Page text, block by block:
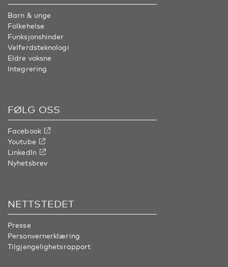
Barn & unge
Folkehelse
Funksjonshinder
Velferdsteknologi
Eldre voksne
Integrering
FØLG OSS
Facebook
Youtube
LinkedIn
Nyhetsbrev
NETTSTEDET
Presse
Personvernerklæring
Tilgjengelighetsrapport